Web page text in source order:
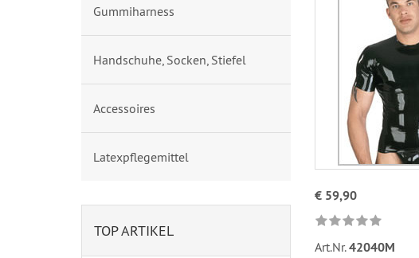
€ 59,90
Art.Nr.42040M
Gummiharness
Handschuhe, Socken, Stiefel
Accessoires
Latexpflegemittel
TOP ARTIKEL